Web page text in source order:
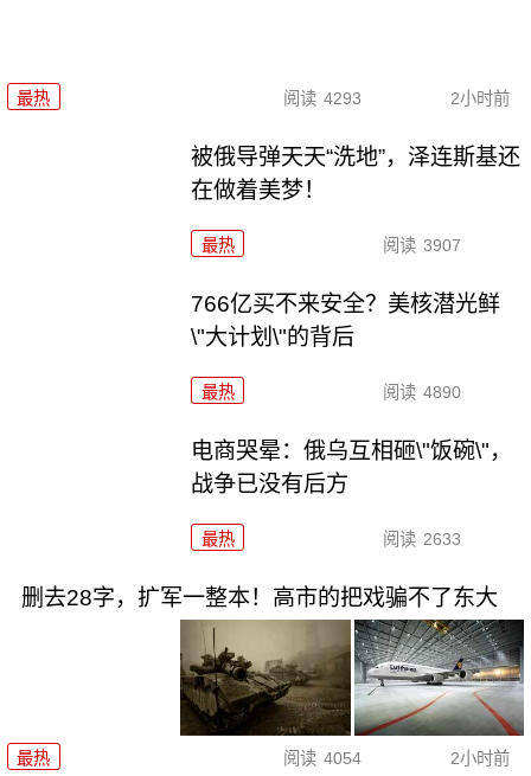
最热 阅读 4293 2小时前
被俄导弹天天“洗地”，泽连斯基还
在做着美梦！
最热 阅读 3907
766亿买不来安全？美核潜光鲜
\"大计划\"的背后
最热 阅读 4890
电商哭晕：俄乌互相砸\"饭碗\"，
战争已没有后方
最热 阅读 2633
删去28字，扩军一整本！高市的把戏骗不了东大
最热 阅读 4054 2小时前